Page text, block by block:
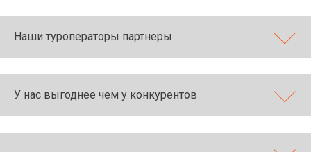
Наши туроператоры партнеры
У нас выгоднее чем у конкурентов